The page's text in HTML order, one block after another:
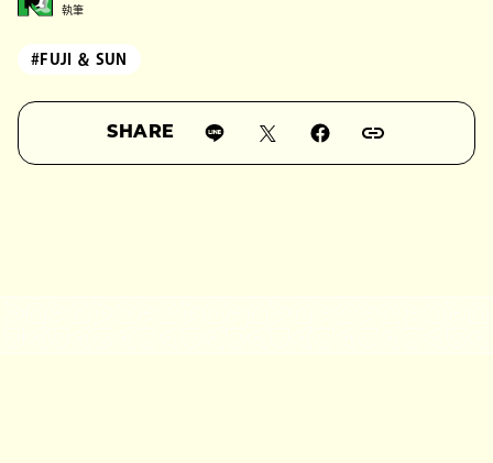
執筆
#FUJI ＆ SUN
SHARE